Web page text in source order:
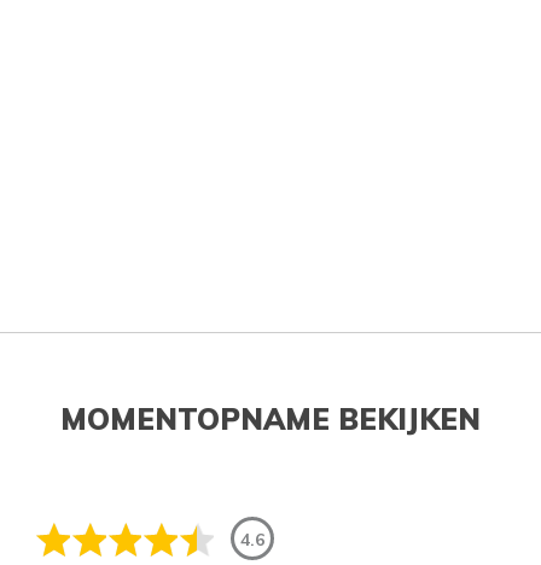
MOMENTOPNAME BEKIJKEN
4.6